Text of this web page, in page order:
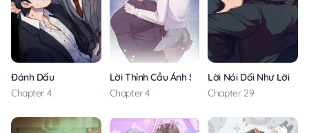
Đánh Dấu
Chapter 4
Lời Thỉnh Cầu Ánh Sao Trời
Chapter 4
Lời Nói Dối Như Lời Nói
Chapter 29